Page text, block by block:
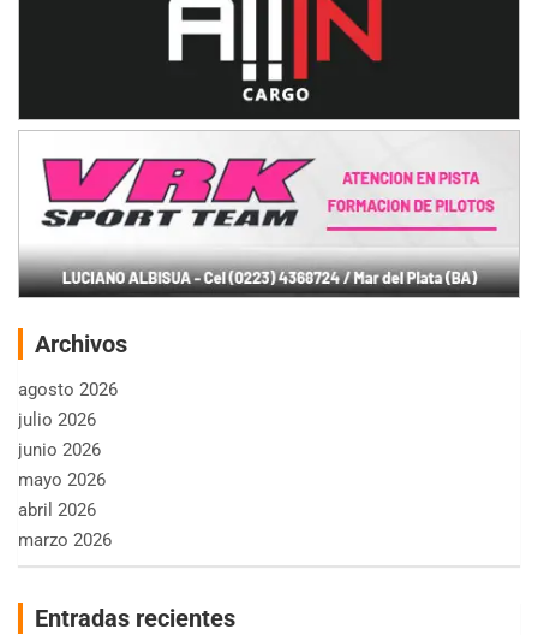
Archivos
agosto 2026
julio 2026
junio 2026
mayo 2026
abril 2026
marzo 2026
Entradas recientes